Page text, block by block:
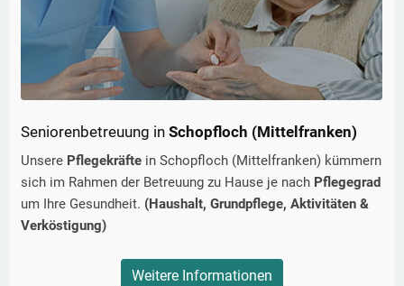
Seniorenbetreuung in Schopfloch (Mittelfranken)
Unsere Pflegekräfte in Schopfloch (Mittelfranken) kümmern
sich im Rahmen der Betreuung zu Hause je nach Pflegegrad
um Ihre Gesundheit. (Haushalt, Grundpflege, Aktivitäten &
Verköstigung)
Weitere Informationen